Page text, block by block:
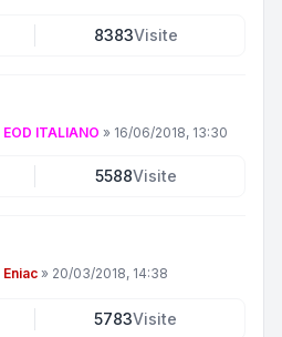
8383Visite
EOD ITALIANO » 16/06/2018, 13:30
5588Visite
Eniac » 20/03/2018, 14:38
5783Visite